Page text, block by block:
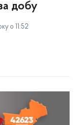
добу
о 11:52